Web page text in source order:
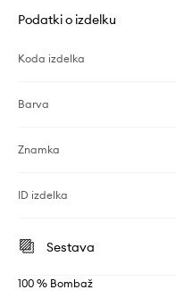
Podatki o izdelku
Koda izdelka
Barva
Znamka
ID izdelka
Sestava
100 % Bombaž